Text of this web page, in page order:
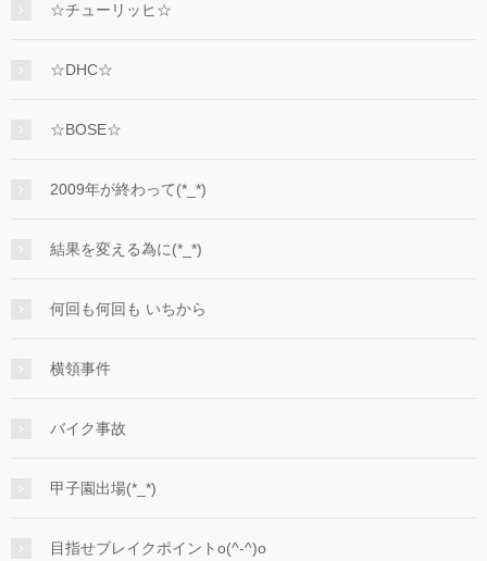
☆チューリッヒ☆
☆DHC☆
☆BOSE☆
2009年が終わって(*_*)
結果を変える為に(*_*)
何回も何回も いちから
横領事件
バイク事故
甲子園出場(*_*)
目指せブレイクポイントo(^-^)o